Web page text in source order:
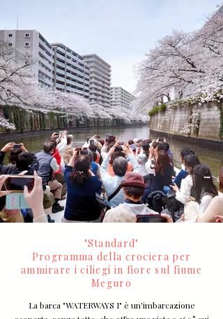
"Standard"
Programma della crociera per
ammirare i ciliegi in fiore sul fiume
Meguro
La barca "WATERWAYS I" è un'imbarcazione